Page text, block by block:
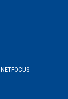
NETFOCUS